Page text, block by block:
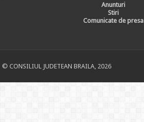
Anunturi
Stiri
Comunicate de presa
© CONSILIUL JUDETEAN BRAILA, 2026